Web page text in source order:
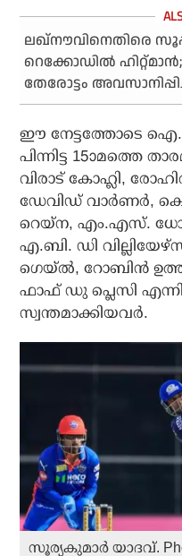
ലഖ്‌നൗവിനെതിരെ
റെക്കോഡില്‍ ഹിറ്റ്മാന്‍;
തേരോട്ടം
ഈ നേട്ടത്തോടെ
പിന്നിട്ട 15ാമത്തെ
വിരാട് കോഹ്ലി,
ഡേവിഡ് വാര്‍ണര്‍,
റെയ്‌ന, എം.എസ്.
എ.ബി. ഡി
ഗെയ്ല്‍, റോബിന്‍
ഫാഫ് ഡു പ്ലെസി
സ്വന്തമാക്കിയവര്‍.
സൂര്യകുമാര്‍ യാദവ്.